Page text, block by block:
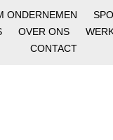
ONDERNEMEN
OVER ONS
CONTACT